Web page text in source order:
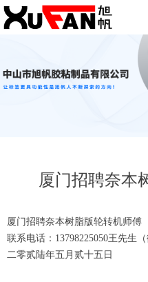
厦门招聘奈本
厦门招聘奈本树脂版轮转机师傅
联系电话：13798225050王先生（
二零贰陆年五月贰十五日